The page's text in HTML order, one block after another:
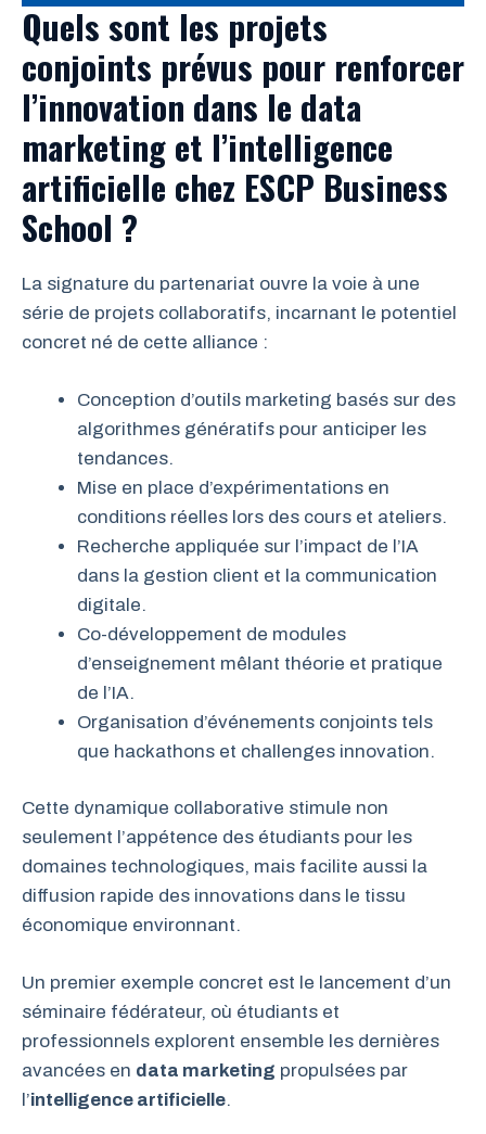
Quels sont les projets
conjoints prévus pour renforcer
l’innovation dans le data
marketing et l’intelligence
artificielle chez ESCP Business
School ?
La signature du partenariat ouvre la voie à une
série de projets collaboratifs, incarnant le potentiel
concret né de cette alliance :
Conception d’outils marketing basés sur des
algorithmes génératifs pour anticiper les
tendances.
Mise en place d’expérimentations en
conditions réelles lors des cours et ateliers.
Recherche appliquée sur l’impact de l’IA
dans la gestion client et la communication
digitale.
Co-développement de modules
d’enseignement mêlant théorie et pratique
de l’IA.
Organisation d’événements conjoints tels
que hackathons et challenges innovation.
Cette dynamique collaborative stimule non
seulement l’appétence des étudiants pour les
domaines technologiques, mais facilite aussi la
diffusion rapide des innovations dans le tissu
économique environnant.
Un premier exemple concret est le lancement d’un
séminaire fédérateur, où étudiants et
professionnels explorent ensemble les dernières
avancées en data marketing propulsées par
l’intelligence artificielle.